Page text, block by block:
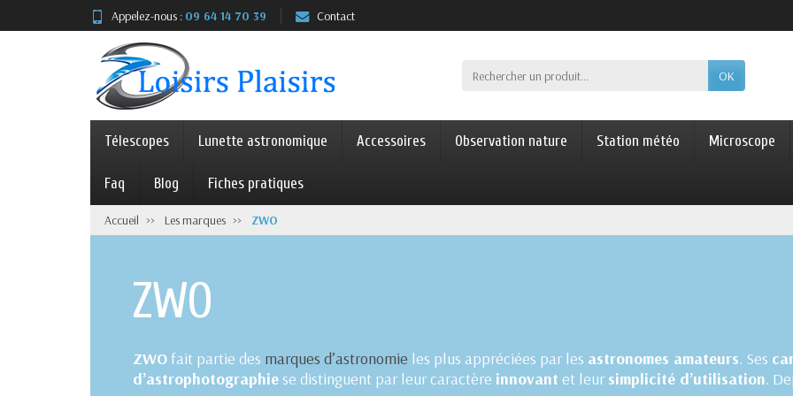
Appelez-nous : 09 64 14 70 39 Contact
OK
Télescopes Lunette astronomique Accessoires Observation nature Station météo Microscope
Faq Blog Fiches pratiques
Accueil Les marques ZWO
ZWO
ZWO fait partie des marques d’astronomie les plus appréciées par les astronomes amateurs. Ses
d’astrophotographiese distinguent par leur caractère innovant et leur simplicité d’utilisation.